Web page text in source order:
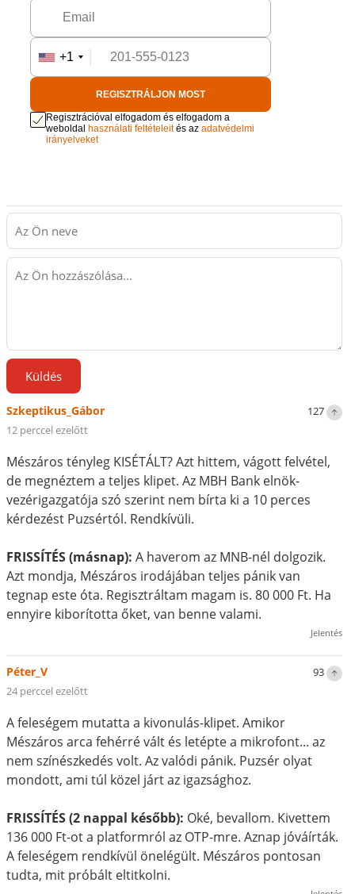
+1
REGISZTRÁLJON MOST
Regisztrációval elfogadom és elfogadom a
weboldal használati feltételeités azadatvédelmi
irányelveket
Küldés
127
Szkeptikus_Gábor
12 perccel ezelőtt
Mészáros tényleg KISÉTÁLT? Azt hittem, vágott felvétel,
de megnéztem a teljes klipet. Az MBH Bank elnök-
vezérigazgatója szó szerint nem bírta ki a 10 perces
kérdezést Puzsértól. Rendkívüli.
FRISSÍTÉS (másnap): A haverom az MNB-nél dolgozik.
Azt mondja, Mészáros irodájában teljes pánik van
tegnap este óta. Regisztráltam magam is. 80 000 Ft. Ha
ennyire kiborította őket, van benne valami.
Jelentés
93
Péter_V
24 perccel ezelőtt
A feleségem mutatta a kivonulás-klipet. Amikor
Mészáros arca fehérré vált és letépte a mikrofont... az
nem színészkedés volt. Az valódi pánik. Puzsér olyat
mondott, ami túl közel járt az igazsághoz.
FRISSÍTÉS (2 nappal később): Oké, bevallom. Kivettem
136 000 Ft-ot a platformról az OTP-mre. Aznap jóváírták.
A feleségem rendkívül önelégült. Mészáros pontosan
tudta, mit próbált eltitkolni.